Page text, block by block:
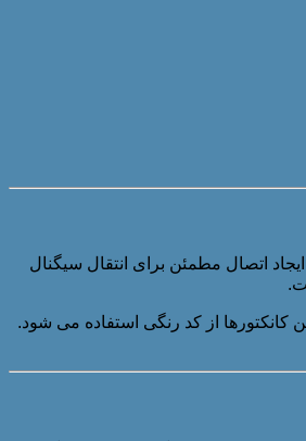
اتصال مطمئن برای انتقال سیگنال
کانکتورها از کد رنگی استفاده می شود.